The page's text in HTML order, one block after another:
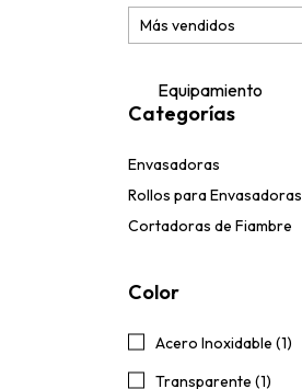
Equipamiento
Categorías
Envasadoras
Rollos para Envasadoras
Cortadoras de Fiambre
Color
Acero Inoxidable (1)
Transparente (1)